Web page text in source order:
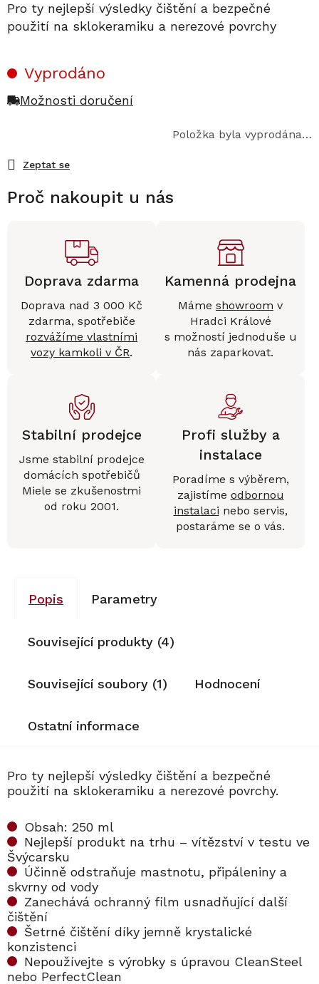
Položka byla vyprodána…
Pro ty nejlepší výsledky čištění a bezpečné
použití na sklokeramiku a nerezové povrchy
Zeptat se
Vyprodáno
Možnosti doručení
Proč nakoupit u nás
Doprava zdarma
Doprava nad 3 000 Kč
zdarma, spotřebiče
rozvážíme vlastními
vozy kamkoli v ČR.
Kamenná prodejna
Máme showroom v
Hradci Králové
s možností jednoduše u
nás zaparkovat.
Stabilní prodejce
Jsme stabilní prodejce
domácích spotřebičů
Miele se zkušenostmi
od roku 2001.
Profi služby a
instalace
Poradíme s výběrem,
zajistíme odbornou
instalaci nebo servis,
postaráme se o vás.
Popis Parametry
Související produkty (4)
Související soubory (1) Hodnocení
Ostatní informace
Pro ty nejlepší výsledky čištění a bezpečné
použití na sklokeramiku a nerezové povrchy.
Obsah: 250 ml
Nejlepší produkt na trhu – vítězství v testu ve
Švýcarsku
Účinně odstraňuje mastnotu, připáleniny a
skvrny od vody
Zanechává ochranný film usnadňující další
čištění
Šetrné čištění díky jemně krystalické
konzistenci
Nepoužívejte s výrobky s úpravou CleanSteel
nebo PerfectClean